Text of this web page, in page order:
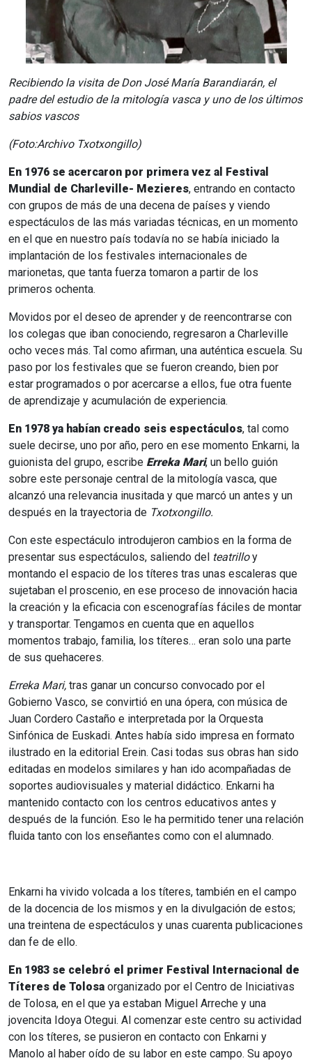
Recibiendo la visita de Don José María Barandiarán, el
padre del estudio de la mitología vasca y uno de los últimos
sabios vascos
(Foto:Archivo Txotxongillo)
En 1976 se acercaron por primera vez al Festival
Mundial de Charleville- Mezieres, entrando en contacto
con grupos de más de una decena de países y viendo
espectáculos de las más variadas técnicas, en un momento
en el que en nuestro país todavía no se había iniciado la
implantación de los festivales internacionales de
marionetas, que tanta fuerza tomaron a partir de los
primeros ochenta.
Movidos por el deseo de aprender y de reencontrarse con
los colegas que iban conociendo, regresaron a Charleville
ocho veces más. Tal como afirman, una auténtica escuela. Su
paso por los festivales que se fueron creando, bien por
estar programados o por acercarse a ellos, fue otra fuente
de aprendizaje y acumulación de experiencia.
En 1978 ya habían creado seis espectáculos, tal como
suele decirse, uno por año, pero en ese momento Enkarni, la
guionista del grupo, escribe Erreka Mari, un bello guión
sobre este personaje central de la mitología vasca, que
alcanzó una relevancia inusitada y que marcó un antes y un
después en la trayectoria de Txotxongillo.
Con este espectáculo introdujeron cambios en la forma de
presentar sus espectáculos, saliendo del teatrilloy
montando el espacio de los títeres tras unas escaleras que
sujetaban el proscenio, en ese proceso de innovación hacia
la creación y la eficacia con escenografías fáciles de montar
y transportar. Tengamos en cuenta que en aquellos
momentos trabajo, familia, los títeres… eran solo una parte
de sus quehaceres.
Erreka Mari, tras ganar un concurso convocado por el
Gobierno Vasco, se convirtió en una ópera, con música de
Juan Cordero Castaño e interpretada por la Orquesta
Sinfónica de Euskadi. Antes había sido impresa en formato
ilustrado en la editorial Erein. Casi todas sus obras han sido
editadas en modelos similares y han ido acompañadas de
soportes audiovisuales y material didáctico. Enkarni ha
mantenido contacto con los centros educativos antes y
después de la función. Eso le ha permitido tener una relación
fluida tanto con los enseñantes como con el alumnado.
Enkarni ha vivido volcada a los títeres, también en el campo
de la docencia de los mismos y en la divulgación de estos;
una treintena de espectáculos y unas cuarenta publicaciones
dan fe de ello.
En 1983 se celebró el primer Festival Internacional de
Títeres de Tolosa organizado por el Centro de Iniciativas
de Tolosa, en el que ya estaban Miguel Arreche y una
jovencita Idoya Otegui. Al comenzar este centro su actividad
con los títeres, se pusieron en contacto con Enkarni y
Manolo al haber oído de su labor en este campo. Su apoyo